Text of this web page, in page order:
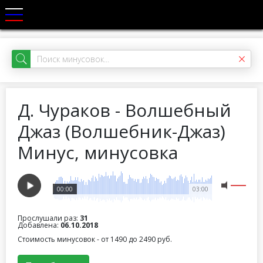
Д. Чураков - Волшебный
Джаз (Волшебник-Джаз)
Минус, минусовка
03:00
00:00
Прослушали раз: 31
Добавлена: 06.10.2018
Стоимость минусовок - от 1490 до 2490 руб.